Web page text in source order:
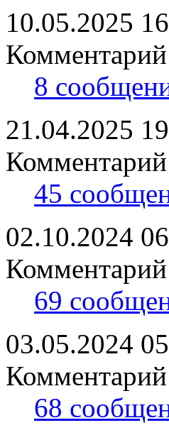
10.05.2025
8
21.04.2025
45
02.10.2024
69
03.05.2024
68